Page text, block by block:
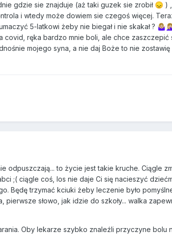
gdzie sie znajduje (aż taki guzek sie zrobił 😞 )
i wtedy może dowiem sie czegoś więcej.
5-latkowi żeby nie biegał i nie skakał ? 🤷🏼‍♀️
covid, ręka bardzo mnie boli, ale chce zaszczepić
mojego syna, a nie daj Boże to nie
odpuszczają... to życie jest takie kruche. Ciągle
;( ciągle coś, los nie daje Ci się nacieszyć
Będę trzymać kciuki żeby leczenie było
słowo, jak idzie do szkoły... walka
Oby lekarze szybko znaleźli przyczyne bolu